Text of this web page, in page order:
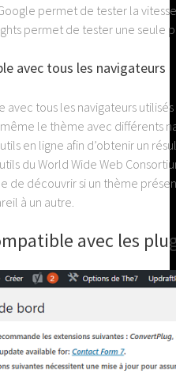
permet de tester la
permet de tester une
avec tous les navigateurs
tous les navigateurs
le thème avec différents
en ligne afin d’obtenir un
du World Wide Web
de découvrir si un thème
à un autre.
avec les